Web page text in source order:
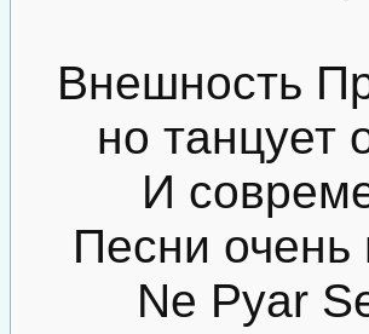
Внешность
но танцует
И
Песни очень
Ne Pyar